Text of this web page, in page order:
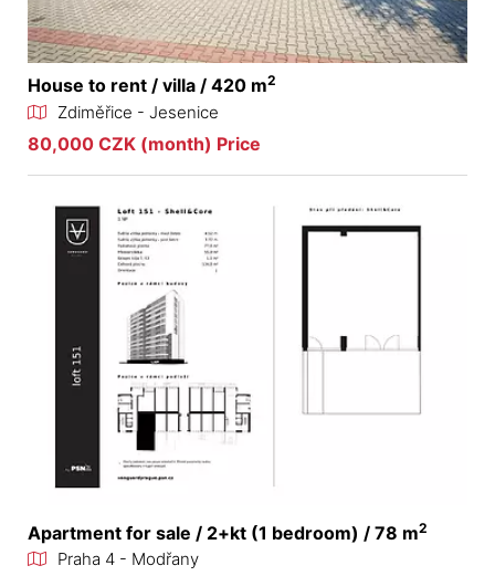
House to rent / villa / 420 m2
Zdiměřice - Jesenice
80,000 CZK (month) Price
Apartment for sale / 2+kt (1 bedroom) / 78 m2
Praha 4 - Modřany